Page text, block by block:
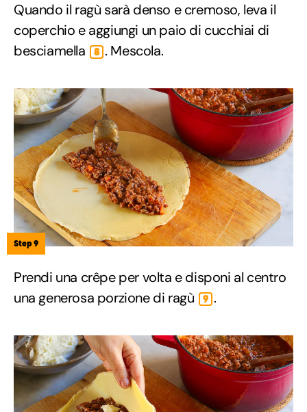
Quando il ragù sarà denso e cremoso, leva il
coperchio e aggiungi un paio di cucchiai di
besciamella
8 . Mescola.
Step 9
Prendi una crêpe per volta e disponi al centro
una generosa porzione di ragù
9 .